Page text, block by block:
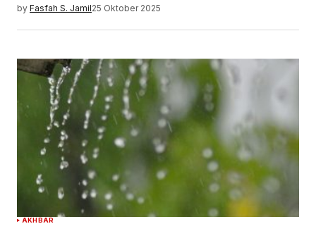
by Fasfah S. Jamil25 Oktober 2025
AKHBAR